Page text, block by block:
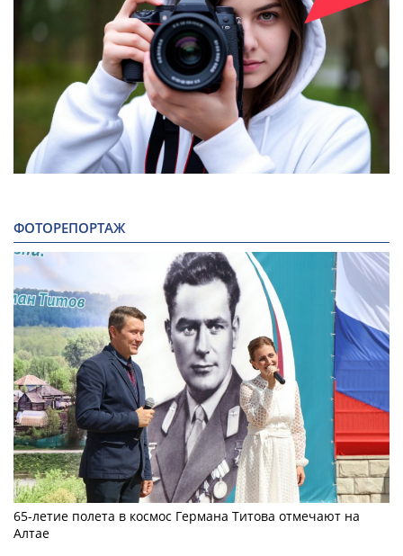
ФОТОРЕПОРТАЖ
65-летие полета в космос Германа Титова отмечают на
Алтае